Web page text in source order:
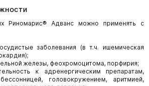
Риномарис® Адванс можно применять с
заболевания (в т.ч. ишемическая
железы, феохромоцитома, порфирия;
к адренергическим препаратам,
головокружением, аритмией,